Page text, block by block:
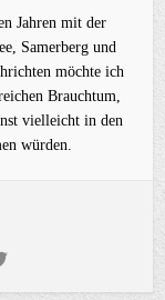
Jahren mit der
Samerberg und
möchte ich
Brauchtum,
vielleicht in den
würden.